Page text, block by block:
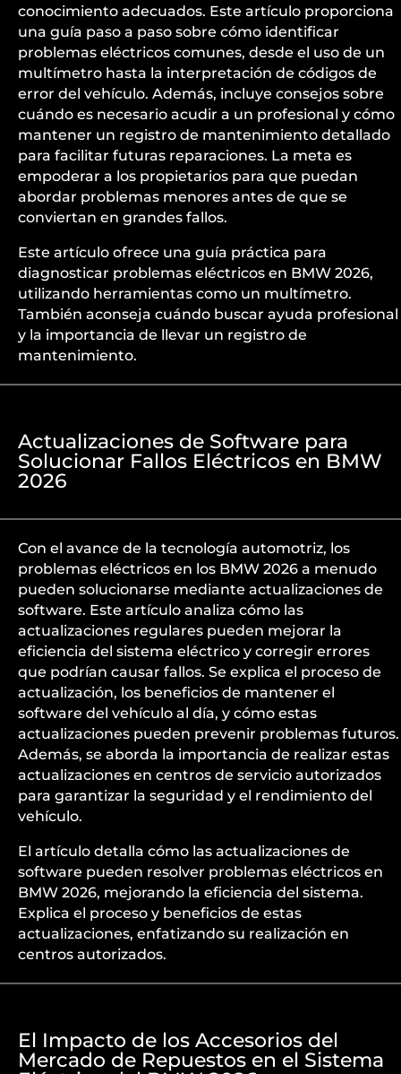
conocimiento adecuados. Este artículo proporciona
una guía paso a paso sobre cómo identificar
problemas eléctricos comunes, desde el uso de un
multímetro hasta la interpretación de códigos de
error del vehículo. Además, incluye consejos sobre
cuándo es necesario acudir a un profesional y cómo
mantener un registro de mantenimiento detallado
para facilitar futuras reparaciones. La meta es
empoderar a los propietarios para que puedan
abordar problemas menores antes de que se
conviertan en grandes fallos.
Este artículo ofrece una guía práctica para
diagnosticar problemas eléctricos en BMW 2026,
utilizando herramientas como un multímetro.
También aconseja cuándo buscar ayuda profesional
y la importancia de llevar un registro de
mantenimiento.
Actualizaciones de Software para
Solucionar Fallos Eléctricos en BMW
2026
Con el avance de la tecnología automotriz, los
problemas eléctricos en los BMW 2026 a menudo
pueden solucionarse mediante actualizaciones de
software. Este artículo analiza cómo las
actualizaciones regulares pueden mejorar la
eficiencia del sistema eléctrico y corregir errores
que podrían causar fallos. Se explica el proceso de
actualización, los beneficios de mantener el
software del vehículo al día, y cómo estas
actualizaciones pueden prevenir problemas futuros.
Además, se aborda la importancia de realizar estas
actualizaciones en centros de servicio autorizados
para garantizar la seguridad y el rendimiento del
vehículo.
El artículo detalla cómo las actualizaciones de
software pueden resolver problemas eléctricos en
BMW 2026, mejorando la eficiencia del sistema.
Explica el proceso y beneficios de estas
actualizaciones, enfatizando su realización en
centros autorizados.
El Impacto de los Accesorios del
Mercado de Repuestos en el Sistema